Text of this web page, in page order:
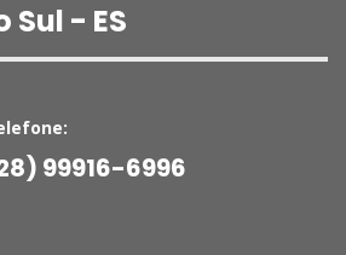
Sul - ES
99916-6996